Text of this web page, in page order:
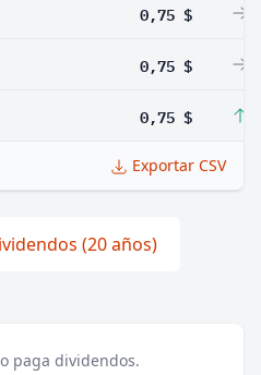
0,75 $
0,75 $
0,75 $
Exportar CSV
(20 años)
paga dividendos.